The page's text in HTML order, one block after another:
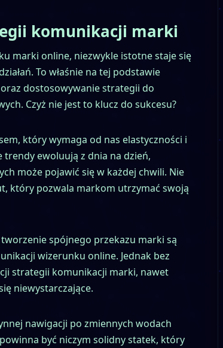
komunikacji marki
marki online, niezwykle istotne staje się
To właśnie na tej podstawie
dostosowywanie strategii do
Czyż nie jest to klucz do sukcesu?
który wymaga od nas elastyczności i
ewoluują z dnia na dzień,
może pojawić się w każdej chwili. Nie
który pozwala markom utrzymać swoją
spójnego przekazu marki są
wizerunku online. Jednak bez
strategii komunikacji marki, nawet
niewystarczające.
nawigacji po zmiennych wodach
być niczym solidny statek, który